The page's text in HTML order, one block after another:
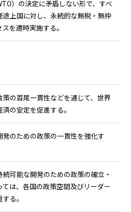
）の決定に矛盾しない形で、すべ
途上国に対し、永続的な無税・無枠
を適時実施する。
策の首尾一貫性などを通じて、世界
の安定を促進する。
発のための政策の一貫性を強化す
続可能な開発のための政策の確立・
ては、各国の政策空間及びリーダー
る。